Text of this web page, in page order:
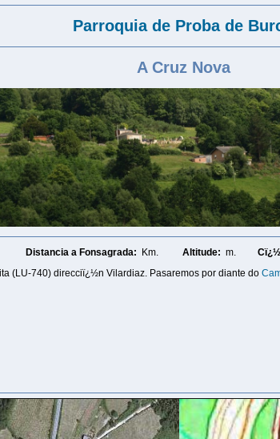
Parroquia de Proba de
A Cruz Nova
Distancia a Fonsagrada: Km. Altitude: m.
(LU-740) direcciï¿½n Vilardiaz. Pasaremos por diante do